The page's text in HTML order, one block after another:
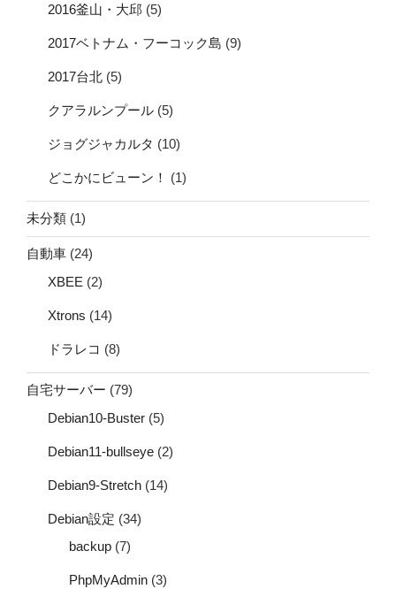
2016釜山・大邱 (5)
2017ベトナム・フーコック島 (9)
2017台北 (5)
クアラルンプール (5)
ジョグジャカルタ (10)
どこかにビューン！ (1)
未分類 (1)
自動車 (24)
XBEE (2)
Xtrons (14)
ドラレコ (8)
自宅サーバー (79)
Debian10-Buster (5)
Debian11-bullseye (2)
Debian9-Stretch (14)
Debian設定 (34)
backup (7)
PhpMyAdmin (3)